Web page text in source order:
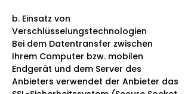
b. Einsatz von
Verschlüsselungstechnologien
Bei dem Datentransfer zwischen
Ihrem Computer bzw. mobilen
Endgerät und dem Server des
Anbieters verwendet der Anbieter das